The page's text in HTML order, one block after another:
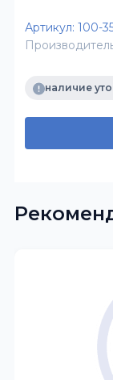
Артикул: 100-
наличие